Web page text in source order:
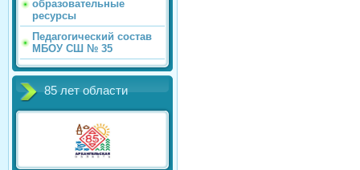
образовательные
ресурсы
Педагогический состав
МБОУ СШ № 35
85 лет области